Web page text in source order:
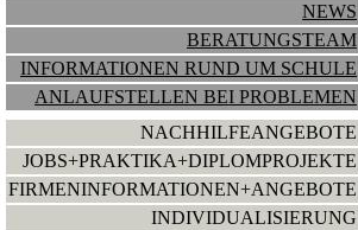
NEWS
BERATUNGSTEAM
INFORMATIONEN RUND UM SCHULE
ANLAUFSTELLEN BEI PROBLEMEN
NACHHILFEANGEBOTE
JOBS+PRAKTIKA+DIPLOMPROJEKTE
FIRMENINFORMATIONEN+ANGEBOTE
INDIVIDUALISIERUNG